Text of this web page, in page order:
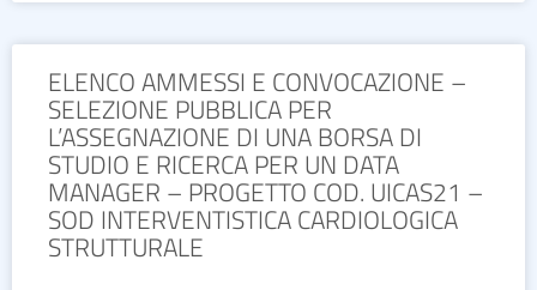
ELENCO AMMESSI E CONVOCAZIONE –
SELEZIONE PUBBLICA PER
L’ASSEGNAZIONE DI UNA BORSA DI
STUDIO E RICERCA PER UN DATA
MANAGER – PROGETTO COD. UICAS21 –
SOD INTERVENTISTICA CARDIOLOGICA
STRUTTURALE